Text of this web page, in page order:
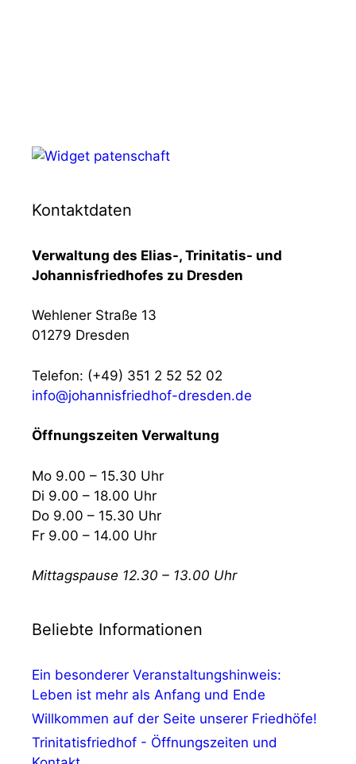
Kontaktdaten
Verwaltung des Elias-, Trinitatis- und
Johannisfriedhofes zu Dresden
Wehlener Straße 13
01279 Dresden
Telefon: (+49) 351 2 52 52 02
info@johannisfriedhof-dresden.de
Öffnungszeiten Verwaltung
Mo 9.00 – 15.30 Uhr
Di 9.00 – 18.00 Uhr
Do 9.00 – 15.30 Uhr
Fr 9.00 – 14.00 Uhr
Mittagspause 12.30 – 13.00 Uhr
Beliebte Informationen
Ein besonderer Veranstaltungshinweis:
Leben ist mehr als Anfang und Ende
Willkommen auf der Seite unserer Friedhöfe!
Trinitatisfriedhof - Öffnungszeiten und